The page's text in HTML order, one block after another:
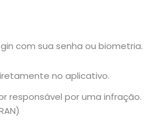
com sua senha ou biometria.
responsável por uma infração.